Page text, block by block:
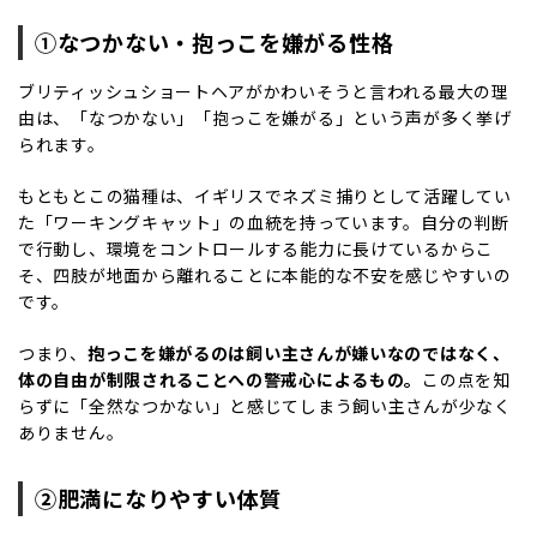
①なつかない・抱っこを嫌がる性格
ブリティッシュショートヘアがかわいそうと言われる最大の理
由は、「なつかない」「抱っこを嫌がる」という声が多く挙げ
られます。
もともとこの猫種は、イギリスでネズミ捕りとして活躍してい
た「ワーキングキャット」の血統を持っています。自分の判断
で行動し、環境をコントロールする能力に長けているからこ
そ、四肢が地面から離れることに本能的な不安を感じやすいの
です。
つまり、 抱っこを嫌がるのは飼い主さんが嫌いなのではなく、
体の自由が制限されることへの警戒心によるもの。 この点を知
らずに「全然なつかない」と感じてしまう飼い主さんが少なく
ありません。
②肥満になりやすい体質